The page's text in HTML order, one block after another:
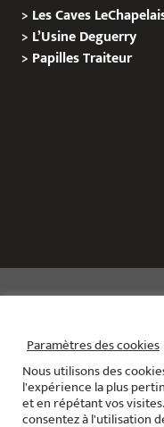
> Les Caves
> L’Usine Deguerry
> PapillesTraiteur
Le site de
Contact
Paramètres des cookies
Nous utilisons des
l'expérience la plus
et en répétant vos
consentez à l'utilisation